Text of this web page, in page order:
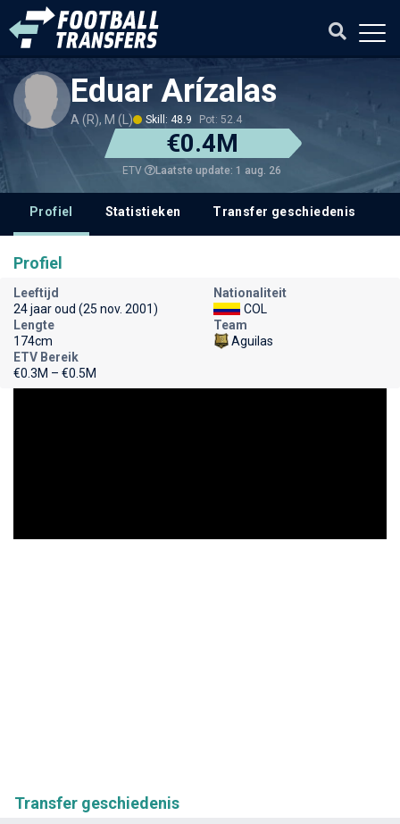
Eduar Arízalas
A (R), M (L) Skill: 48.9 Pot: 52.4
€0.4M
ETV Laatste update: 1 aug. 26
Profiel Statistieken Transfer geschiedenis
Transfer geschiedenis
Profiel
Leeftijd
24 jaar oud (25 nov. 2001)
Nationaliteit
COL
Lengte
174cm
Team
Aguilas
ETV Bereik
€0.3M – €0.5M